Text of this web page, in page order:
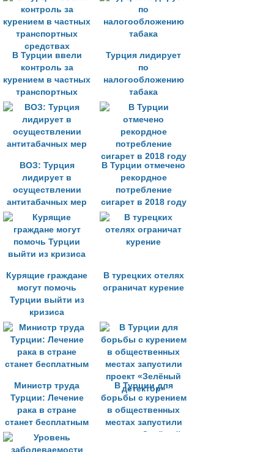
человек
В Турции ввели
контроль за
курением в частных
транспортных
средствах
Турция лидирует
по
налогообложению
табака
ВОЗ: Турция
лидирует в
осуществлении
антитабачных мер
В Турции отмечено
рекордное
потребление
сигарет в 2018 году
Курящие граждане
могут помочь
Турции выйти из
кризиса
В турецких отелях
ограничат курение
Министр труда
Турции: Лечение
рака в стране
станет бесплатным
В Турции для
борьбы с курением
в общественных
местах запустили
проект «Зелёный